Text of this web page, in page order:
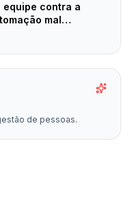
equipe contra a
mal
de pessoas.